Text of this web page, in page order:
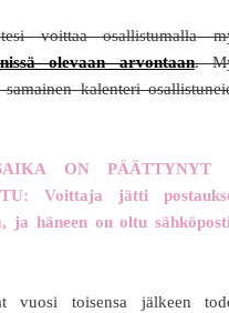
voittaa osallistumalla
olevaan arvontaan.
kalenteri
ON PÄÄTTYNYT
Voittaja jätti
ja häneen on oltu
vuosi toisensa jälkeen